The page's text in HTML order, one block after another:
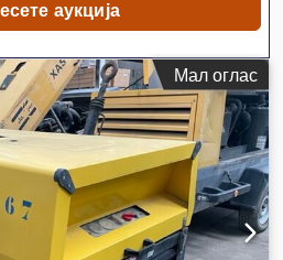
аукција
Мал оглас